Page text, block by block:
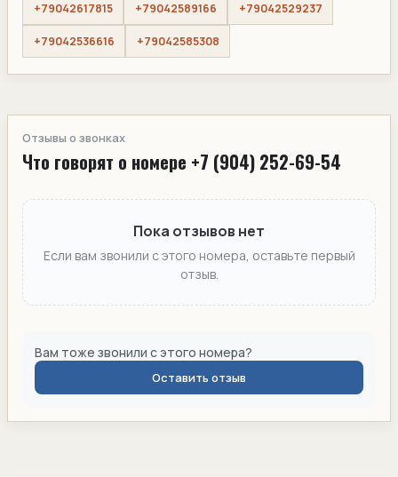
+79042617815 +79042589166 +79042529237
+79042536616 +79042585308
Отзывы о звонках
Что говорят о номере +7 (904) 252-69-54
Пока отзывов нет
Если вам звонили с этого номера, оставьте первый
отзыв.
Вам тоже звонили с этого номера?
Оставить отзыв